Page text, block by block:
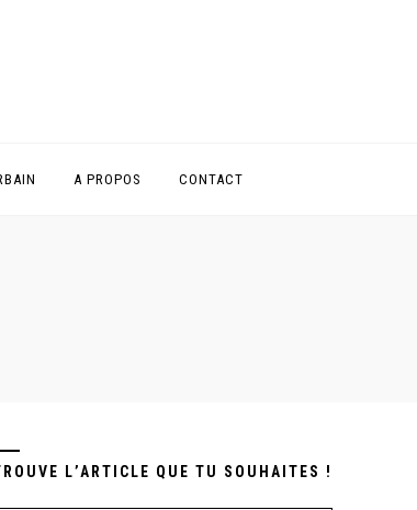
A PROPOS CONTACT
L’ARTICLE QUE TU SOUHAITES !